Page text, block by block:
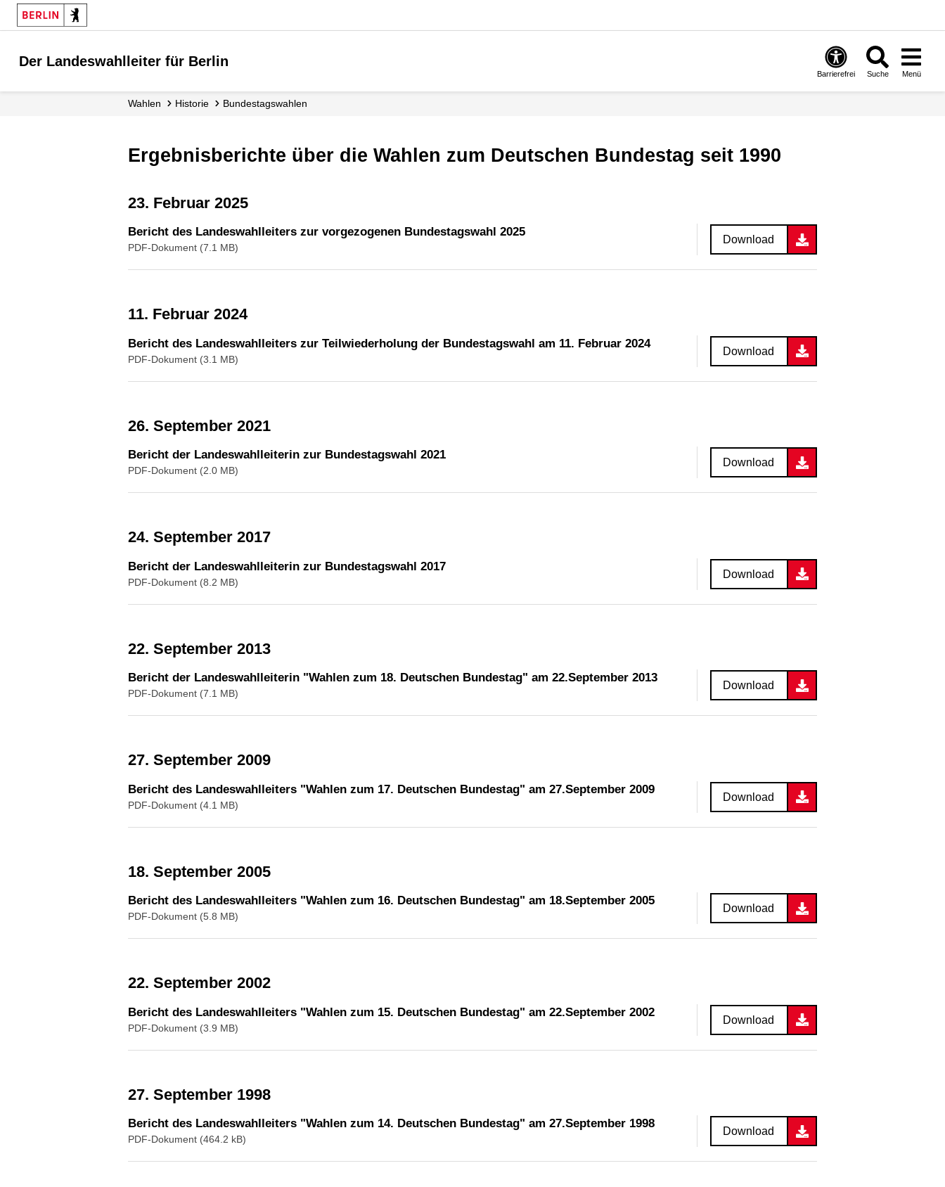
Der Landeswahlleiter für Berlin
Barrierefrei Suche Menü
Wahlen Historie Bundestags­wahlen
Ergebnisberichte über die Wahlen zum Deutschen Bundestag seit 1990
23. Februar 2025
Bericht des Landeswahlleiters zur vorgezogenen Bundestagswahl 2025
PDF-Dokument (7.1 MB)
Download
11. Februar 2024
Bericht des Landeswahlleiters zur Teilwiederholung der Bundestagswahl am 11. Februar 2024
PDF-Dokument (3.1 MB)
Download
26. September 2021
Bericht der Landeswahlleiterin zur Bundestagswahl 2021
PDF-Dokument (2.0 MB)
Download
24. September 2017
Bericht der Landeswahlleiterin zur Bundestagswahl 2017
PDF-Dokument (8.2 MB)
Download
22. September 2013
Bericht der Landeswahlleiterin "Wahlen zum 18. Deutschen Bundestag" am 22.September 2013
PDF-Dokument (7.1 MB)
Download
27. September 2009
Bericht des Landeswahlleiters "Wahlen zum 17. Deutschen Bundestag" am 27.September 2009
PDF-Dokument (4.1 MB)
Download
18. September 2005
Bericht des Landeswahlleiters "Wahlen zum 16. Deutschen Bundestag" am 18.September 2005
PDF-Dokument (5.8 MB)
Download
22. September 2002
Bericht des Landeswahlleiters "Wahlen zum 15. Deutschen Bundestag" am 22.September 2002
PDF-Dokument (3.9 MB)
Download
27. September 1998
Bericht des Landeswahlleiters "Wahlen zum 14. Deutschen Bundestag" am 27.September 1998
PDF-Dokument (464.2 kB)
Download